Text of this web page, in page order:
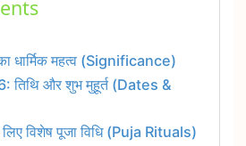
धार्मिक महत्व (Significance)
तिथि और शुभ मुहूर्त (Dates &
विशेष पूजा विधि (Puja Rituals)